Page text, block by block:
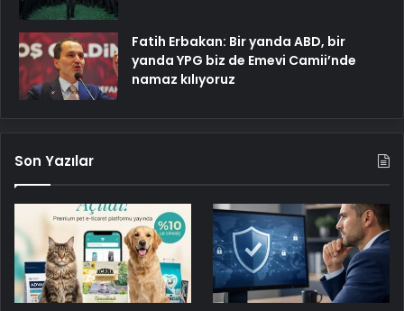
Fatih Erbakan: Bir yanda ABD, bir
yanda YPG biz de Emevi Camii’nde
namaz kılıyoruz
Son Yazılar